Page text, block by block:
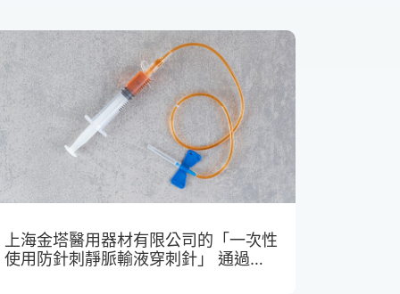
上海金塔醫用器材有限公司的「一次性
使用防針刺靜脈輸液穿刺針」 通過